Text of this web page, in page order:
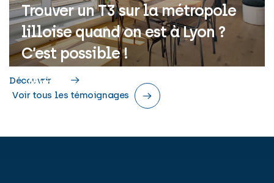
T2 “hyper” lumineux dans
l’hyper-centre de Lille
Lille (Hyper-centre)
Résidence
principale
Trouver un T3 sur la métropole
lilloise quand on est à Lyon ?
C’est possible !
Marcq-en-Baroeul Résidence principale
Découvrir
Voir tous les témoignages